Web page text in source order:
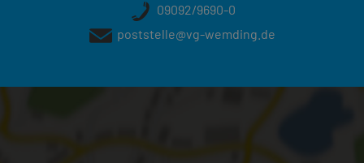
09092/9690-0
poststelle@vg-wemding.de